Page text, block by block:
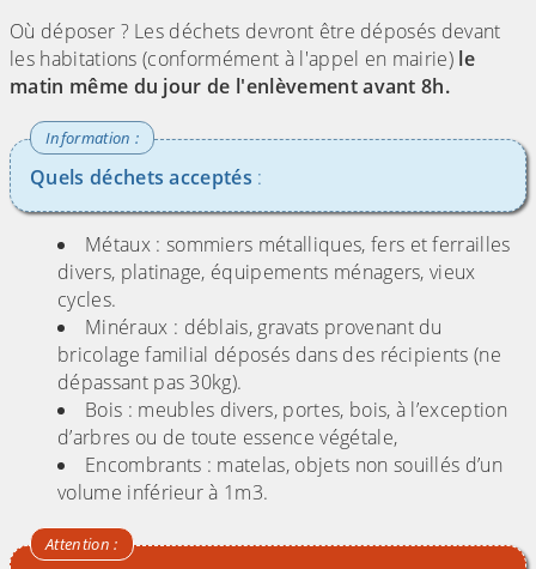
Où déposer ? Les déchets devront être déposés devant
les habitations (conformément à l'appel en mairie) le
matin même du jour de l'enlèvement avant 8h.
Quels déchets acceptés :
Métaux : sommiers métalliques, fers et ferrailles
divers, platinage, équipements ménagers, vieux
cycles.
Minéraux : déblais, gravats provenant du
bricolage familial déposés dans des récipients (ne
dépassant pas 30kg).
Bois : meubles divers, portes, bois, à l’exception
d’arbres ou de toute essence végétale,
Encombrants : matelas, objets non souillés d’un
volume inférieur à 1m3.